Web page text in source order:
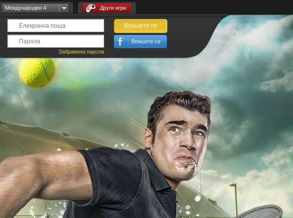
Международен 4 Други игри
Забравена парола
Впишете се
Впишете се